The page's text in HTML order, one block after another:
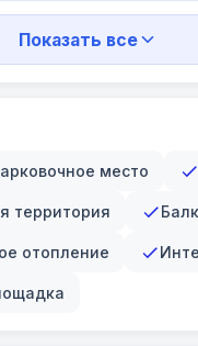
Показать все
место
территория
отопление